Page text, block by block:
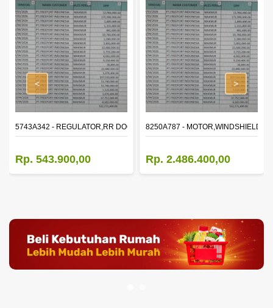
WINDOW,LH
5743A342 - REGULATOR,RR DOOR WINDOW,RH
Rp. 543.900,00
8250A787 - MOTOR,WINDSHIELD
Rp. 2.486.400,00
< >